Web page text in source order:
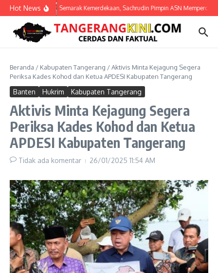
Lewati ke konten
Hot News Semarak Kemerdekaan, Sachrudin Pimpin ASN
Beranda / Kabupaten Tangerang /Aktivis Minta Kejagung Segera
Periksa Kades Kohod dan Ketua APDESI Kabupaten Tangerang
Banten Hukrim Kabupaten Tangerang
Aktivis Minta Kejagung Segera
Periksa Kades Kohod dan Ketua
APDESI Kabupaten Tangerang
Tidak ada komentar 26/01/2025 11:54 AM